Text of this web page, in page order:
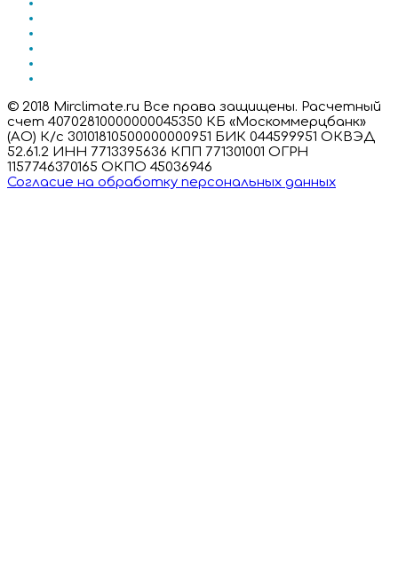
© 2018 Mirclimate.ru Все права защищены. Расчетный
счет 40702810000000045350 КБ «Москоммерцбанк»
(АО) К/с 30101810500000000951 БИК 044599951 ОКВЭД
52.61.2 ИНН 7713395636 КПП 771301001 ОГРН
1157746370165 ОКПО 45036946
Согласие на обработку персональных данных